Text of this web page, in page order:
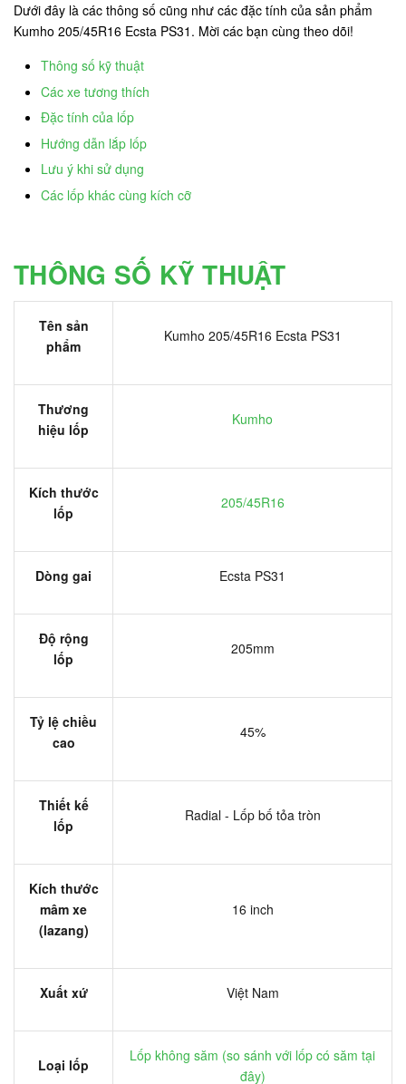
Dưới đây là các thông số cũng như các đặc tính của sản phẩm
Kumho 205/45R16 Ecsta PS31. Mời các bạn cùng theo dõi!
Thông số kỹ thuật
Các xe tương thích
Đặc tính của lốp
Hướng dẫn lắp lốp
Lưu ý khi sử dụng
Các lốp khác cùng kích cỡ
THÔNG SỐ KỸ THUẬT
Tên sản
phẩm
Kumho 205/45R16 Ecsta PS31
Thương
hiệu lốp
Kumho
Kích thước
lốp
205/45R16
Dòng gai Ecsta PS31
Độ rộng
lốp
205mm
Tỷ lệ chiều
cao
45%
Thiết kế
lốp
Radial - Lốp bố tỏa tròn
Kích thước
mâm xe
(lazang)
16 inch
Xuất xứ Việt Nam
Loại lốp
Lốp không săm (so sánh với lốp có săm tại
đây)